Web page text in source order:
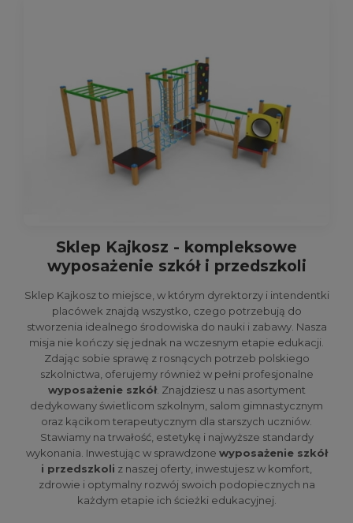
Sklep Kajkosz - kompleksowe
wyposażenie szkół i przedszkoli
Sklep Kajkosz to miejsce, w którym dyrektorzy i intendentki
placówek znajdą wszystko, czego potrzebują do
stworzenia idealnego środowiska do nauki i zabawy. Nasza
misja nie kończy się jednak na wczesnym etapie edukacji.
Zdając sobie sprawę z rosnących potrzeb polskiego
szkolnictwa, oferujemy również w pełni profesjonalne
wyposażenie szkół. Znajdziesz u nas asortyment
dedykowany świetlicom szkolnym, salom gimnastycznym
oraz kącikom terapeutycznym dla starszych uczniów.
Stawiamy na trwałość, estetykę i najwyższe standardy
wykonania. Inwestując w sprawdzone wyposażenie szkół
i przedszkoli z naszej oferty, inwestujesz w komfort,
zdrowie i optymalny rozwój swoich podopiecznych na
każdym etapie ich ścieżki edukacyjnej.